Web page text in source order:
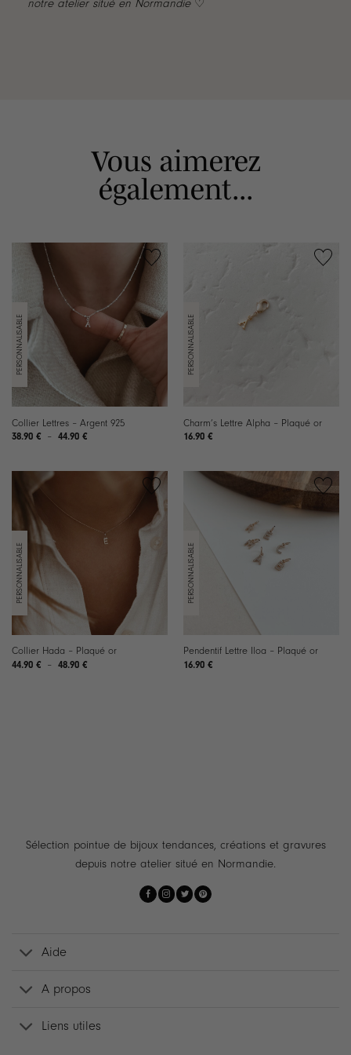
notre atelier situé en Normandie ♡
Vous aimerez
également...
Collier Lettres – Argent 925
38.90 € – 44.90 €Plage
à
Charm’s Lettre Alpha – Plaqué or
16.90 €
Collier Hada – Plaqué or
44.90 € – 48.90 €Plage
Pendentif Lettre Iloa – Plaqué or
16.90 €
Sélection pointue de bijoux tendances, créations et gravures
depuis notre atelier situé en Normandie.
Aide
A propos
Liens utiles